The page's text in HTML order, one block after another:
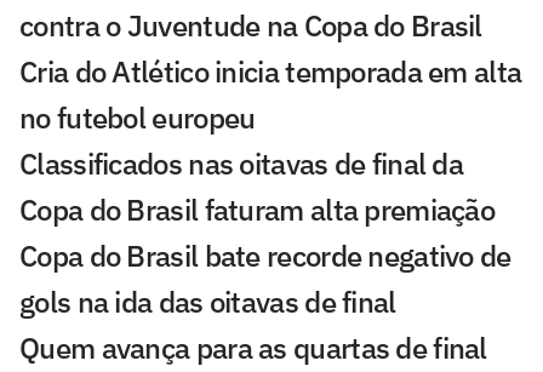
contra o Juventude na Copa do Brasil
Cria do Atlético inicia temporada em alta
no futebol europeu
Classificados nas oitavas de final da
Copa do Brasil faturam alta premiação
Copa do Brasil bate recorde negativo de
gols na ida das oitavas de final
Quem avança para as quartas de final